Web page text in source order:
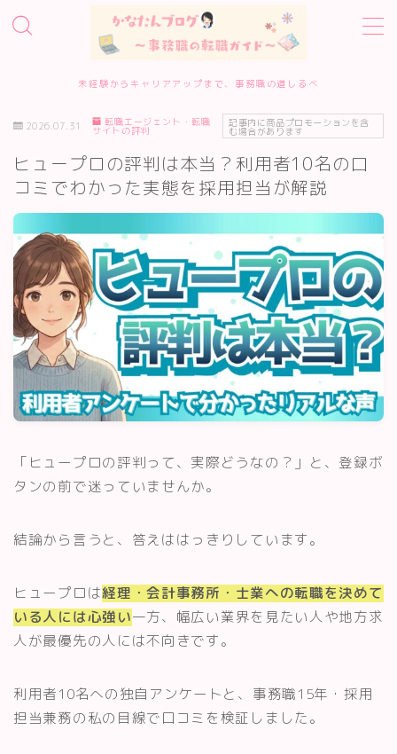
未経験からキャリアアップまで、事務職の道しるべ
ホーム
事務職転職サービス診断
転職準備・進め方
エージェント・サイトの評判
履歴書・面接対策
スキルアップ・資格
記事一覧
2026.07.31 転職エージェント・転職
サイトの評判
記事内に商品プロモーションを含
む場合があります
ヒュープロの評判は本当？利用者10名の口
コミでわかった実態を採用担当が解説
「ヒュープロの評判って、実際どうなの？」と、登録ボ
タンの前で迷っていませんか。
結論から言うと、答えははっきりしています。
ヒュープロは経理・会計事務所・士業への転職を決めて
いる人には心強い一方、幅広い業界を見たい人や地方求
人が最優先の人には不向きです。
利用者10名への独自アンケートと、事務職15年・採用
担当兼務の私の目線で口コミを検証しました。